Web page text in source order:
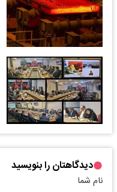
دیدگاهتان را بنویسید
نام شما